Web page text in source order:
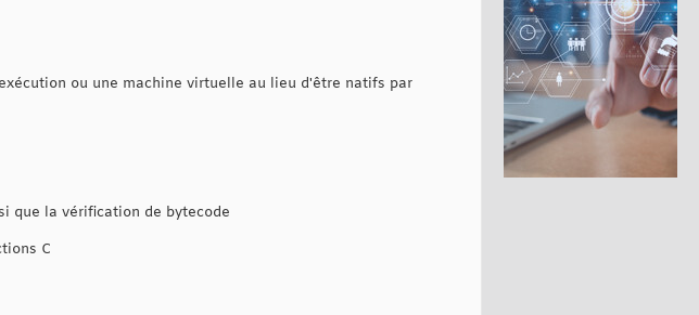
ou une machine virtuelle au lieu d'être natifs par
que la vérification de bytecode
C